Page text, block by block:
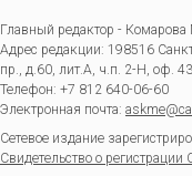
Главный редактор -
Адрес редакции: 198516
пр., д.60, лит.А, ч.п. 2-Н, оф.
Телефон: +7 812 640-06-60
Электронная почта:
Сетевое издание
Свидетельство о